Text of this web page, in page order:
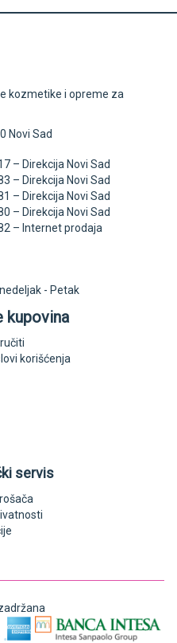
kozmetike i opreme za
Novi Sad
– Direkcija Novi Sad
– Direkcija Novi Sad
– Direkcija Novi Sad
– Direkcija Novi Sad
– Internet prodaja
- Petak
kupovina
korišćenja
servis